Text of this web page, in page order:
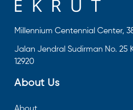
Millennium Centennial Center,
Jalan Jendral Sudirman No. 25
12920
About Us